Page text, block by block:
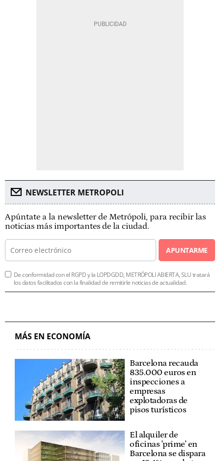
NEWSLETTER METROPOLI
Apúntate a la newsletter de Metrópoli, para recibir las
noticias más importantes de la ciudad.
APUNTARME
De conformidad con el RGPD y la LOPDGDD, METRÓPOLI ABIERTA, SLU tratará
los datos facilitados con la finalidad de remitirle noticias de actualidad.
MÁS EN ECONOMÍA
Barcelona recauda
835.000 euros en
inspecciones a
empresas
explotadoras de
pisos turísticos
El alquiler de
oficinas 'prime' en
Barcelona se dispara